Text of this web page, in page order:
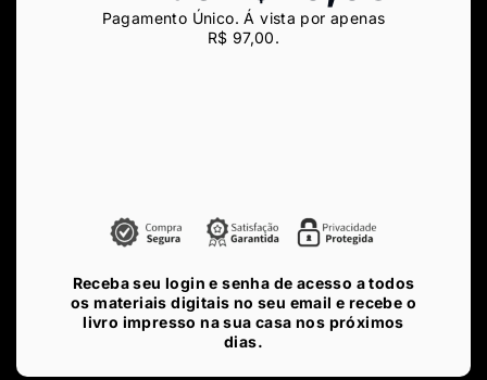
Pagamento Único. Á vista por apenas
R$ 97,00.
Receba seu login e senha de acesso a todos
os materiais digitais no seu email e recebe o
livro impresso na sua casa nos próximos
dias.